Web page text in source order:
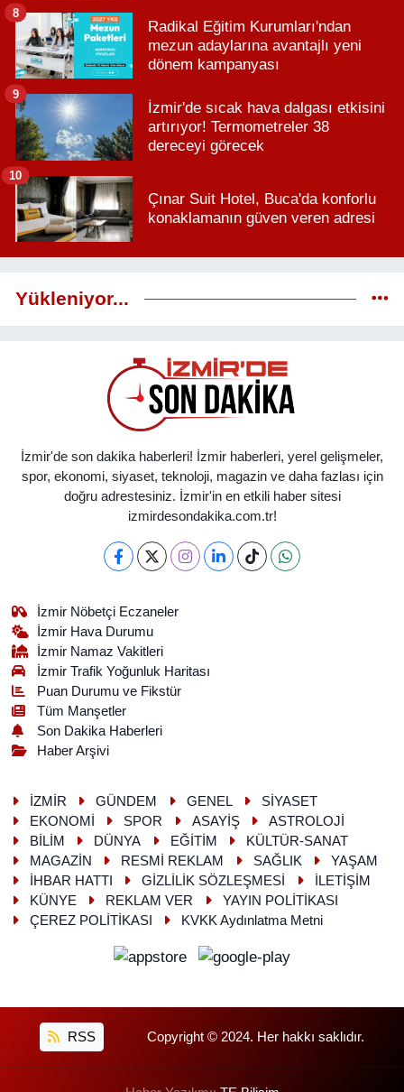
Radikal Eğitim Kurumları'ndan
mezun adaylarına avantajlı yeni
dönem kampanyası
8
İzmir'de sıcak hava dalgası etkisini
artırıyor! Termometreler 38
dereceyi görecek
9
Çınar Suit Hotel, Buca'da konforlu
konaklamanın güven veren adresi
10
Yükleniyor...
İzmir'de son dakika haberleri! İzmir haberleri, yerel gelişmeler,
spor, ekonomi, siyaset, teknoloji, magazin ve daha fazlası için
doğru adrestesiniz. İzmir'in en etkili haber sitesi
izmirdesondakika.com.tr!
İzmir Nöbetçi Eczaneler
İzmir Hava Durumu
İzmir Namaz Vakitleri
İzmir Trafik Yoğunluk Haritası
Puan Durumu ve Fikstür
Tüm Manşetler
Son Dakika Haberleri
Haber Arşivi
İZMİR GÜNDEM GENEL
SİYASET
EKONOMİ
SPOR ASAYİŞ
ASTROLOJİ
BİLİM
DÜNYA EĞİTİM
KÜLTÜR-SANAT
MAGAZİN
RESMİ REKLAM SAĞLIK
YAŞAM
İHBAR HATTI
GİZLİLİK SÖZLEŞMESİ
İLETİŞİM
KÜNYE
REKLAM VER
YAYIN POLİTİKASI
ÇEREZ POLİTİKASI
KVKK Aydınlatma Metni
RSS Copyright © 2024. Her hakkı saklıdır.